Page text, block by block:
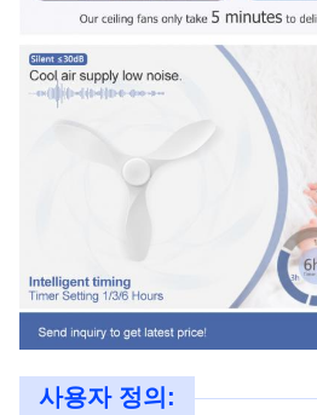
사용자 정의: